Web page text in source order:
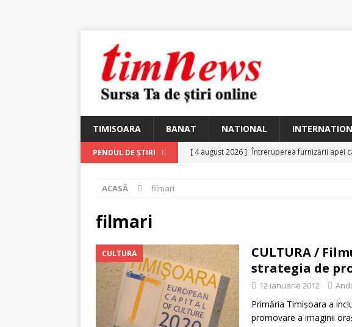
TIMISOARA BANAT NATIONAL
PENDUL DE ȘTIRI [ 4 august 2026 ] Întreruperea furnizării apei
Ungureanu, Constantin Flondor
MAGAZIN
[ 5 august 2026 ]
Invitaţie la expoziţie în Reşiţa!
ACASĂ filmari
filmari
CULTURA
CULTURA /
strategia de
12 ianuarie 2012
Primăria Timişoara a
promovare a imaginii